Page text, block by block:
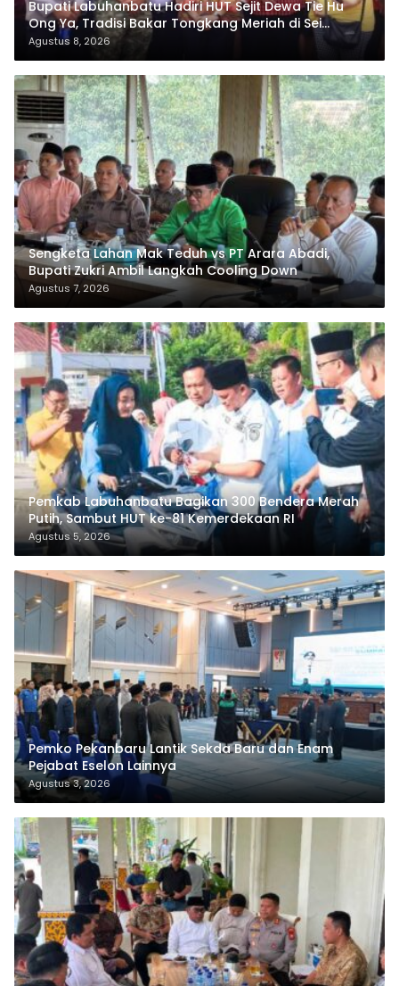
Bupati Labuhanbatu Hadiri HUT Sejit Dewa Tie Hu
Ong Ya, Tradisi Bakar Tongkang Meriah di Sei
Berombang
Agustus 8, 2026
Sengketa Lahan Mak Teduh vs PT Arara Abadi,
Bupati Zukri Ambil Langkah Cooling Down
Agustus 7, 2026
Pemkab Labuhanbatu Bagikan 300 Bendera Merah
Putih, Sambut HUT ke-81 Kemerdekaan RI
Agustus 5, 2026
Pemko Pekanbaru Lantik Sekda Baru dan Enam
Pejabat Eselon Lainnya
Agustus 3, 2026